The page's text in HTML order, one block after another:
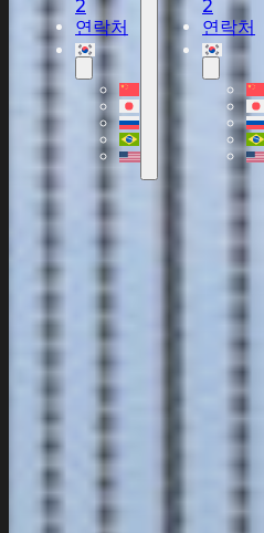
2
연락처
2
연락처